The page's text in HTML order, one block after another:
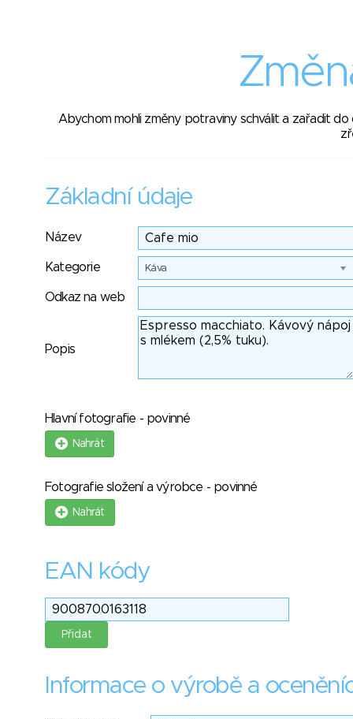
Abychom mohli změny potraviny schválit a zařadit
Základní údaje
Název
Kategorie Káva
Odkaz na web
Popis
Hlavní fotografie - povinné
Nahrát
Fotografie složení a výrobce - povinné
Nahrát
EAN kódy
Informace o výrobě a